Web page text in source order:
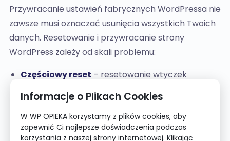
Informacje o Plikach Cookies
W WP OPIEKA korzystamy z plików cookies, aby
zapewnić Ci najlepsze doświadczenia podczas
korzystania z naszej strony internetowej. Klikając
Przywracanie ustawień fabrycznych WordPressa nie
zawsze musi oznaczać usunięcia wszystkich Twoich
danych. Resetowanie i przywracanie strony
WordPress zależy od skali problemu:
Częściowy reset – resetowanie wtyczek
Eliminuje konflikty bez dotykania treści.
Średni reset– przywrócenie ustawień
fabrycznych: reset bazy danych i opcje